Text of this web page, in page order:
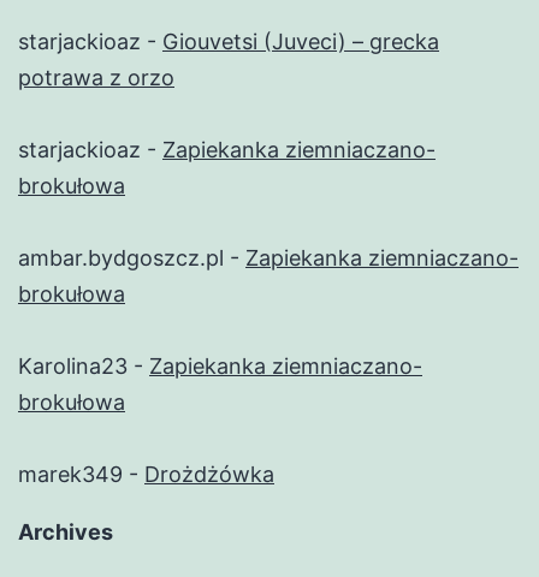
starjackioaz - Giouvetsi (Juveci) – grecka
potrawa z orzo
starjackioaz - Zapiekanka ziemniaczano-
brokułowa
ambar.bydgoszcz.pl - Zapiekanka ziemniaczano-
brokułowa
Karolina23 - Zapiekanka ziemniaczano-
brokułowa
marek349 - Drożdżówka
Archives